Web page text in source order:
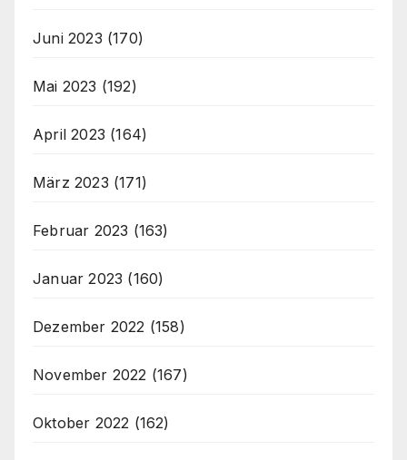
Juni 2023 (170)
Mai 2023 (192)
April 2023 (164)
März 2023 (171)
Februar 2023 (163)
Januar 2023 (160)
Dezember 2022 (158)
November 2022 (167)
Oktober 2022 (162)